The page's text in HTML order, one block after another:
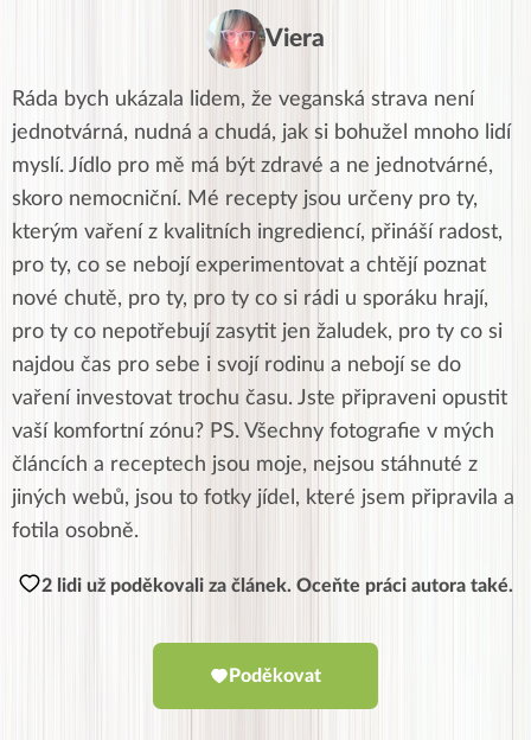
Viera
Ráda bych ukázala lidem, že veganská strava není
jednotvárná, nudná a chudá, jak si bohužel mnoho lidí
myslí. Jídlo pro mě má být zdravé a ne jednotvárné,
skoro nemocniční. Mé recepty jsou určeny pro ty,
kterým vaření z kvalitních ingrediencí, přináší radost,
pro ty, co se nebojí experimentovat a chtějí poznat
nové chutě, pro ty, pro ty co si rádi u sporáku hrají,
pro ty co nepotřebují zasytit jen žaludek, pro ty co si
najdou čas pro sebe i svojí rodinu a nebojí se do
vaření investovat trochu času. Jste připraveni opustit
vaší komfortní zónu? PS. Všechny fotografie v mých
článcích a receptech jsou moje, nejsou stáhnuté z
jiných webů, jsou to fotky jídel, které jsem připravila a
fotila osobně.
2 lidi už poděkovali za článek. Oceňte práci autora také.
Poděkovat